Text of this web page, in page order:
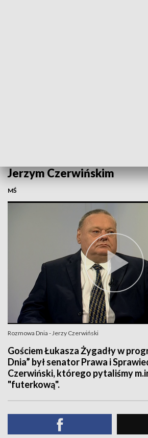
Jerzym Czerwińskim
MŚ
Rozmowa Dnia - Jerzy Czerwiński
Gościem Łukasza Żygadły w
Dnia” był senator Prawa i
Czerwiński, którego pytaliśmy
"futerkową".